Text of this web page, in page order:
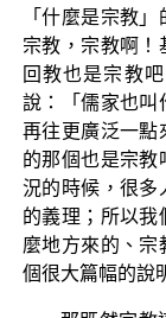
「什麼是宗教
宗教，宗教啊！
回教也是宗教
說：「儒家也叫
再往更廣泛一點
的那個也是宗教
況的時候，很多
的義理；所以我
麼地方來的、宗
個很大篇幅的說